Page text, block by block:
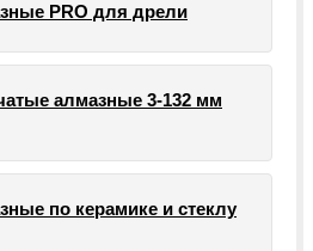
PRO для дрели
алмазные 3-132 мм
по керамике и стеклу